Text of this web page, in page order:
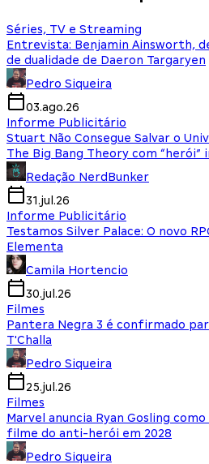
Séries, TV e Streaming
Entrevista: Benjamin Ainsworth,
de dualidade de Daeron Targaryen
Pedro Siqueira
03.ago.26
Informe Publicitário
Stuart Não Consegue Salvar o
The Big Bang Theory com “herói”
Redação NerdBunker
31.jul.26
Informe Publicitário
Testamos Silver Palace: O novo
Elementa
Camila Hortencio
30.jul.26
Filmes
Pantera Negra 3 é confirmado
T'Challa
Pedro Siqueira
25.jul.26
Filmes
Marvel anuncia Ryan Gosling
filme do anti-herói em 2028
Pedro Siqueira